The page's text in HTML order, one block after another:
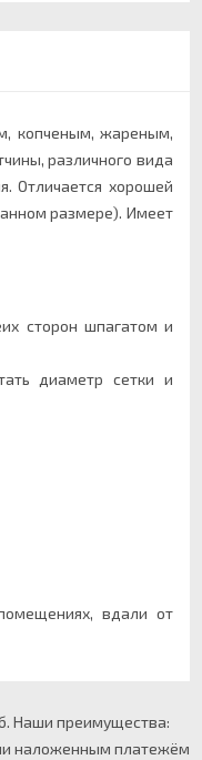
копченым, жареным,
различного вида
Отличается хорошей
размере). Имеет
сторон шпагатом и
диаметр сетки и
вдали от
Наши преимущества:
наложенным платежём